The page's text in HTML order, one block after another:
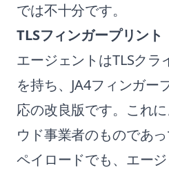
では不十分です。
TLSフィンガープリント
エージェントはTLSク
を持ち、JA4フィンガー
応の改良版です。これ
ウド事業者のものであ
ペイロードでも、エー